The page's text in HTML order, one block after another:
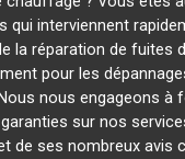
interviennent
la réparation de fuites
pour les
nous engageons à
sur nos
de ses nombreux avis